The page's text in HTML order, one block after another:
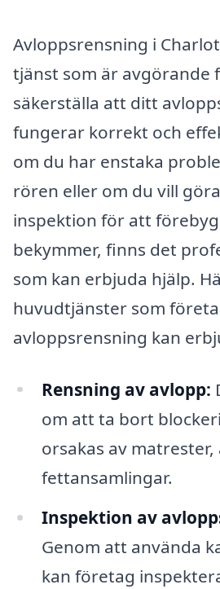
Avloppsrensning i
tjänst som är avgörande
säkerställa att ditt
fungerar korrekt och
om du har enstaka
rören eller om du vill
inspektion för att
bekymmer, finns det
som kan erbjuda hjälp.
huvudtjänster som
avloppsrensning kan
Rensning av avlopp:
om att ta bort
orsakas av
fettansamlingar.
Inspektion av
Genom att använda
kan företag